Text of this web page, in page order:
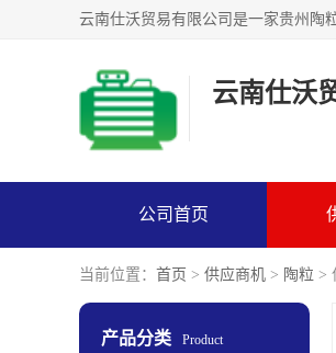
云南仕沃
公司首页
当前位置： 首页 > 供应商机 > 陶粒 >
产品分类 Product